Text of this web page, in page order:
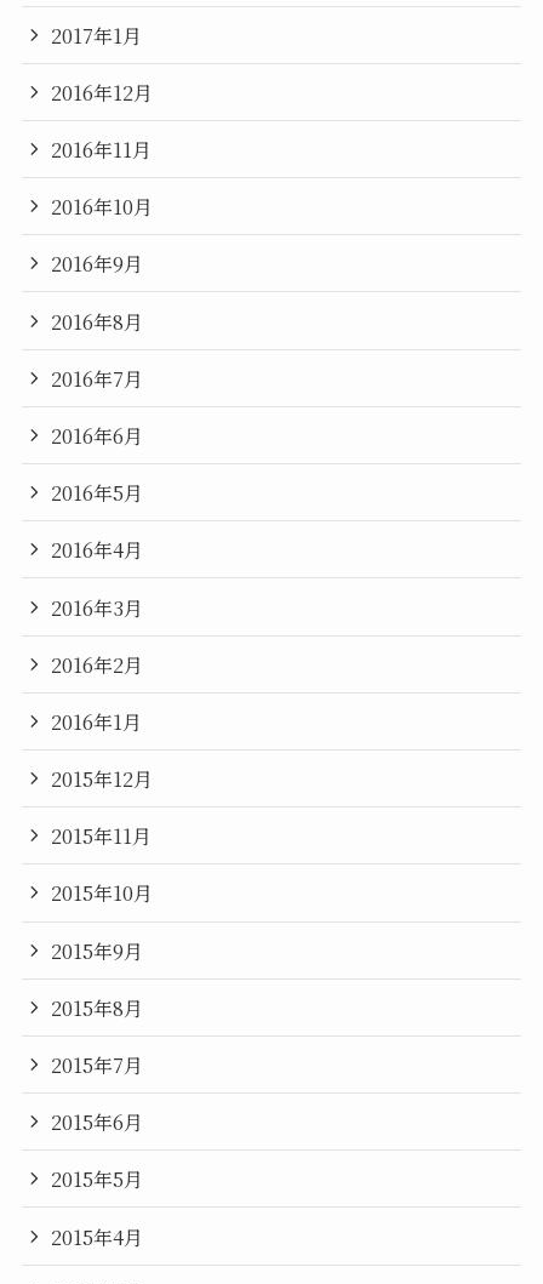
2017年1月
2016年12月
2016年11月
2016年10月
2016年9月
2016年8月
2016年7月
2016年6月
2016年5月
2016年4月
2016年3月
2016年2月
2016年1月
2015年12月
2015年11月
2015年10月
2015年9月
2015年8月
2015年7月
2015年6月
2015年5月
2015年4月